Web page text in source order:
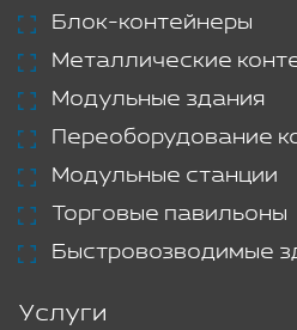
Блок-контейнеры
Металлические
Модульные здания
Переоборудование
Модульные станции
Торговые павильоны
Быстровозводимые
Услуги